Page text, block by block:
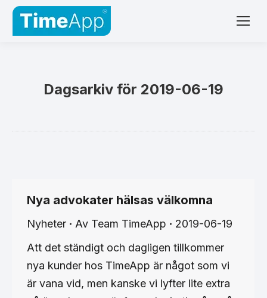
Dagsarkiv för 2019-06-19
Nya advokater hälsas välkomna
Nyheter Av Team TimeApp
2019-06-19
Att det ständigt och dagligen tillkommer
nya kunder hos TimeApp är något som vi
är vana vid, men kanske vi lyfter lite extra